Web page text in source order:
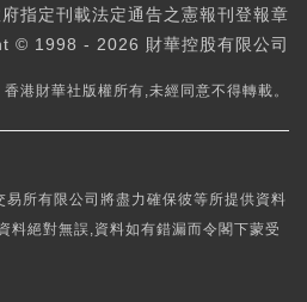
指定刊載法定通告之憲報刊登報章
© 1998 - 2026 財華控股有限公司
香港財華社版權所有,未經同意不得轉載。
所有限公司將盡力確保彼等所提供資料
料絕對無誤,資料如有錯漏而令閣下蒙受